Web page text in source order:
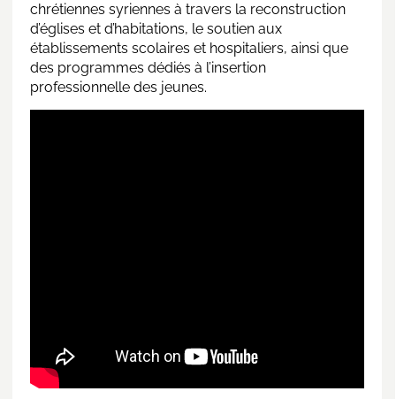
chrétiennes syriennes à travers la reconstruction
d’églises et d’habitations, le soutien aux
établissements scolaires et hospitaliers, ainsi que
des programmes dédiés à l’insertion
professionnelle des jeunes.